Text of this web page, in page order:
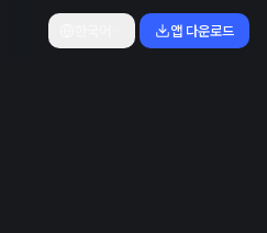
앱 다운로드